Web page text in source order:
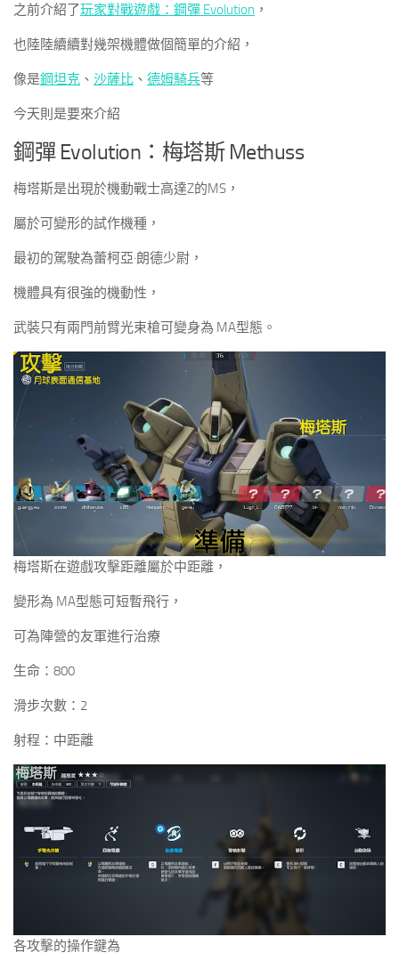
之前介紹了玩家對戰遊戲：鋼彈 Evolution ，
也陸陸續續對幾架機體做個簡單的介紹，
像是鋼坦克 、 沙薩比 、 德姆騎兵等
今天則是要來介紹
鋼彈 Evolution：梅塔斯 Methuss
梅塔斯是出現於機動戰士高達Z的MS，
屬於可變形的試作機種，
最初的駕駛為蕾柯亞·朗德少尉，
機體具有很強的機動性，
武裝只有兩門前臂光束槍可變身為 MA型態。
梅塔斯在遊戲攻擊距離屬於中距離，
變形為 MA型態可短暫飛行，
可為陣營的友軍進行治療
生命：800
滑步次數：2
射程：中距離
各攻擊的操作鍵為